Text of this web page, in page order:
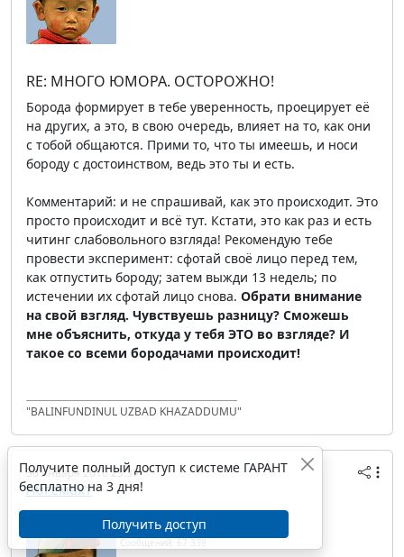
RE: МНОГО ЮМОРА. ОСТОРОЖНО!
Борода формирует в тебе уверенность, проецирует её
на других, а это, в свою очередь, влияет на то, как они
с тобой общаются. Прими то, что ты имеешь, и носи
бороду с достоинством, ведь это ты и есть.
Комментарий: и не спрашивай, как это происходит. Это
просто происходит и всё тут. Кстати, это как раз и есть
читинг слабовольного взгляда! Рекомендую тебе
провести эксперимент: сфотай своё лицо перед тем,
как отпустить бороду; затем выжди 13 недель; по
истечении их сфотай лицо снова. Обрати внимание
на свой взгляд. Чувствуешь разницу? Сможешь
мне объяснить, откуда у тебя ЭТО во взгляде? И
такое со всеми бородачами происходит!
"BALINFUNDINUL UZBAD KHAZADDUMU"
30 января 2016 23:39
Абгемахт
Дата регистрации: 30.07.2010
Сообщений: 67 339
Получите полный доступ к системе ГАРАНТ
бесплатно на 3 дня!
Получить доступ